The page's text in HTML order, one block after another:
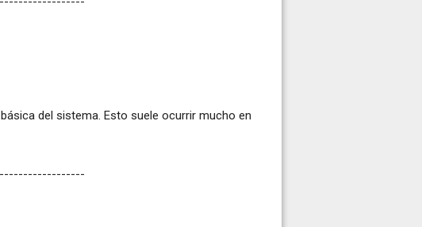
del sistema. Esto suele ocurrir mucho en